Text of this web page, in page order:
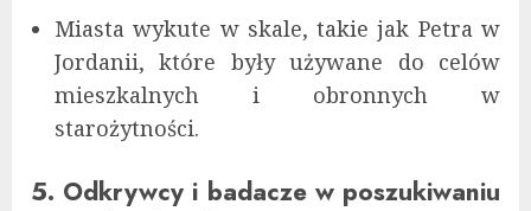
Miasta wykute w skale, takie jak Petra w
Jordanii, które były używane do celów
mieszkalnych i obronnych w
starożytności.
5. Odkrywcy i badacze w poszukiwaniu